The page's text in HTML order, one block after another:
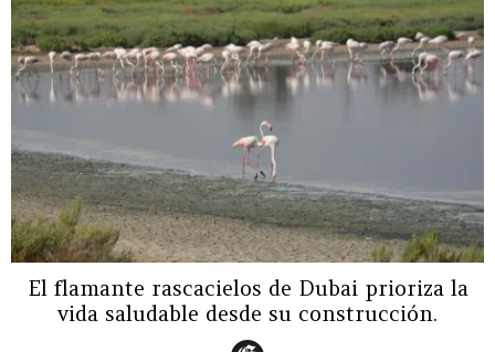
El flamante rascacielos de Dubai prioriza la
vida saludable desde su construcción.